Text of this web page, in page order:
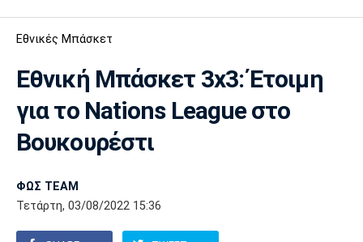
ΠΟΔΟΣΦΑΙΡΟ
ΒΟΛΕΪ
AUTO-MOTO PLUS
Ποδόσφαιρο
Super League 1
Super League 2
Ελλάδα
Μπάσκετ
Ελλάδα
EuroLeague
Ολυμπιακοί Αγώνες
Πόλο
Ολυμπιακός ΑΕΚ ΠΑΟΚ
Παναθηναϊκός Ατρόμητος
Εθνικές Μπάσκετ
Εθνική Μπάσκετ 3x3: Έτοιμη
για το Nations League στο
Βουκουρέστι
ΦΩΣ TEAM
Τετάρτη, 03/08/2022 15:36